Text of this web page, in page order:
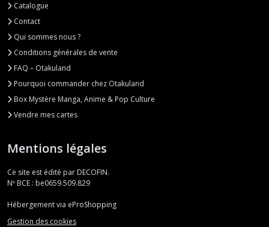
Catalogue
Contact
Qui sommes nous ?
Conditions générales de vente
FAQ – Otakuland
Pourquoi commander chez Otakuland
Box Mystère Manga, Anime & Pop Culture
Vendre mes cartes
Mentions légales
Ce site est édité par DECOFIN.
Nº BCE : be0659.509.829
Hébergement via eProShopping
Gestion des cookies